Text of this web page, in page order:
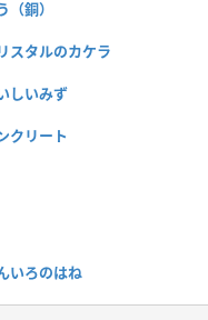
（銅）
スタルのカケラ
しいみず
クリート
いろのはね